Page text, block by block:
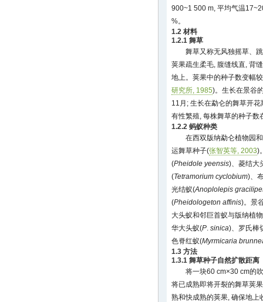
900~1 500 m, 平均气温
%。
1.2 材料
1.2.1 舞草
舞草又称无风独摇草、
荚果疏生柔毛, 腹缝线直, 背
地上。荚果中的种子数变幅
研究所, 1985)。生长在景谷
11月; 生长在勐仑的舞草开
有性繁殖, 每株舞草的种子
1.2.2 蚂蚁种类
在西双版纳勐仑植物园
运舞草种子(张智英等, 2003)
(Pheidole yeensis)、菱结大
(Tetramorium cyclobium)、
光结蚁(Anoplolepis
(Pheidologeton affinis)。景
大头蚁和邻巨首蚁与版纳植
华大头蚁(P. sinica)、罗氏棒
色脊红蚁(Myrmicaria
1.3 方法
1.3.1 舞草种子自然扩散距离
将一块60 cm×30 cm的
将已成熟即将开裂的舞草荚
熟和快成熟的荚果, 确保地上